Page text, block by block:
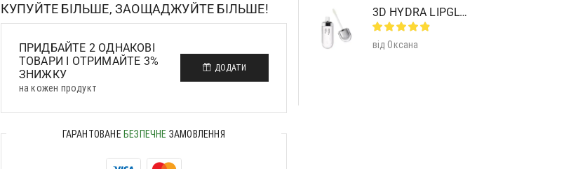
КУПУЙТЕ БІЛЬШЕ, ЗАОЩАДЖУЙТЕ БІЛЬШЕ!
ПРИДБАЙТЕ 2 ОДНАКОВІ
ТОВАРИ І ОТРИМАЙТЕ 3%
ЗНИЖКУ
на кожен продукт
ДОДАТИ
ГАРАНТОВАНЕ БЕЗПЕЧНЕ ЗАМОВЛЕННЯ
3D HYDRA LIPGLOSS 01 CLEAR
від Оксана